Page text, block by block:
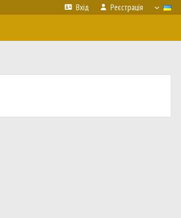
Вхід Реєстрація